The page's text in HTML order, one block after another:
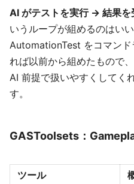
AI がテストを実行 → 結果
いうループが組めるのはい
AutomationTest をコマン
れば以前から組めたもので
AI 前提で扱いやすくしてく
す。
GASToolsets：
ツール